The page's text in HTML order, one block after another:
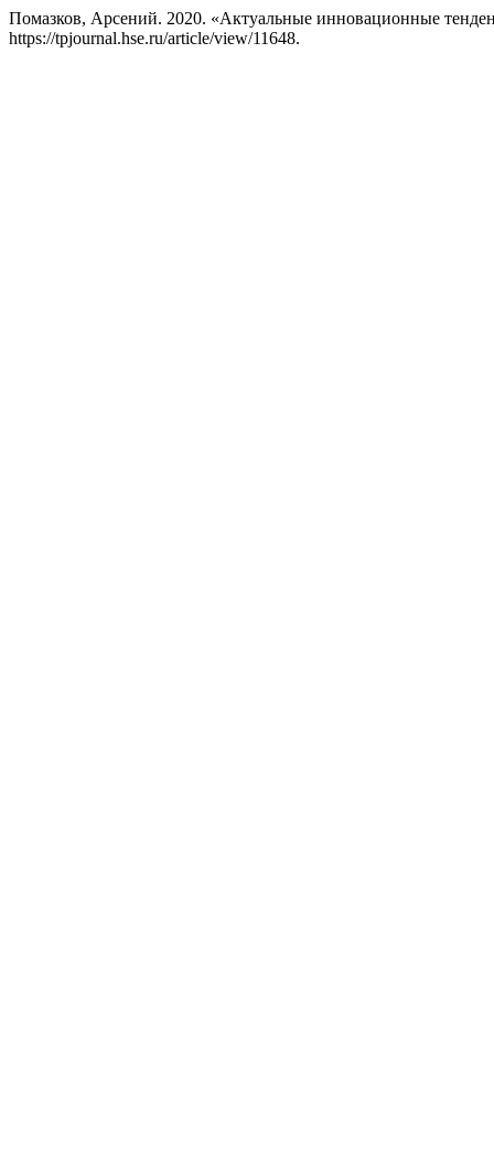
Помазков, Арсений. 2020. «Актуальные инновационные
https://tpjournal.hse.ru/article/view/11648.